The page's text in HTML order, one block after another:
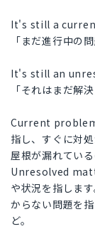
It's still a
「まだ進行中の問
It's still an
「それはまだ解
Current problem
指し、すぐに対
屋根が漏れてい
Unresolved
や状況を指しま
からない問題を
ど。